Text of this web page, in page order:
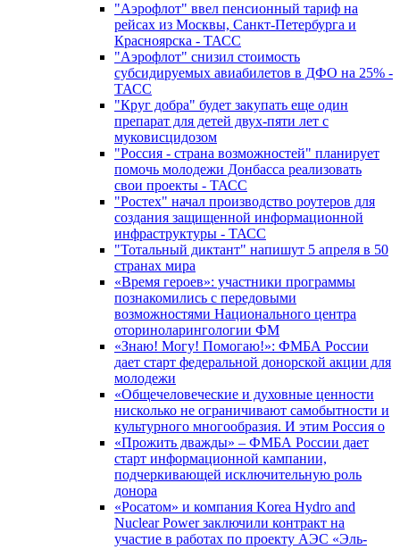
"Аэрофлот" ввел пенсионный тариф на
рейсах из Москвы, Санкт-Петербурга и
Красноярска - ТАСС
"Аэрофлот" снизил стоимость
субсидируемых авиабилетов в ДФО на 25% -
ТАСС
"Круг добра" будет закупать еще один
препарат для детей двух-пяти лет с
муковисцидозом
"Россия - страна возможностей" планирует
помочь молодежи Донбасса реализовать
свои проекты - ТАСС
"Ростех" начал производство роутеров для
создания защищенной информационной
инфраструктуры - ТАСС
"Тотальный диктант" напишут 5 апреля в 50
странах мира
«Время героев»: участники программы
познакомились с передовыми
возможностями Национального центра
оториноларингологии ФМ
«Знаю! Могу! Помогаю!»: ФМБА России
дает старт федеральной донорской акции для
молодежи
«Общечеловеческие и духовные ценности
нисколько не ограничивают самобытности и
культурного многообразия. И этим Россия о
«Прожить дважды» – ФМБА России дает
старт информационной кампании,
подчеркивающей исключительную роль
донора
«Росатом» и компания Korea Hydro and
Nuclear Power заключили контракт на
участие в работах по проекту АЭС «Эль-